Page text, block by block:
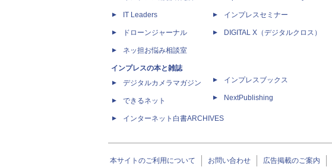
IT Leaders
ドローンジャーナル
ネッ担お悩み相談室
インプレスの本と雑誌
デジタルカメラマガジン
できるネット
インターネット白書ARCHIVES
インプレスセミナー
DIGITAL X（デジタルクロス）
インプレスブックス
NextPublishing
本サイトのご利用について お問い合わせ 広告掲載のご案内